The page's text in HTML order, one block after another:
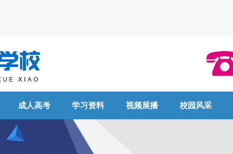
成人高考 学习资料 视频展播 校园风采